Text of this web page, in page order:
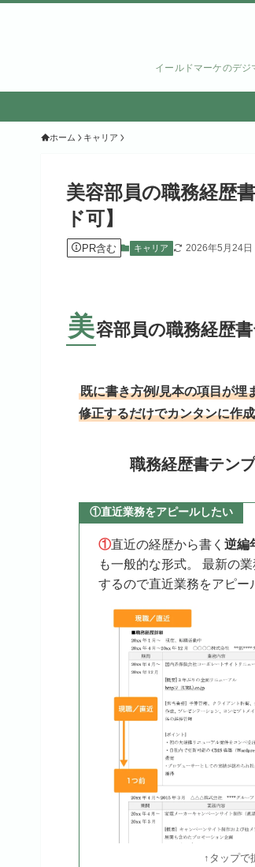
イールドマーケのデ
ホーム キャリア
美容部員の職務経歴
ド可】
PR含む キャリア 2026年5月24日
美容部員の職務経歴
既に書き方例/見本の項目が埋
修正するだけでカンタンに作成
職務経歴書テン
①直近業務をアピールしたい
①直近の経歴から書く 逆編
も一般的な形式。 最新の
するので直近業務をアピー
↑タップで